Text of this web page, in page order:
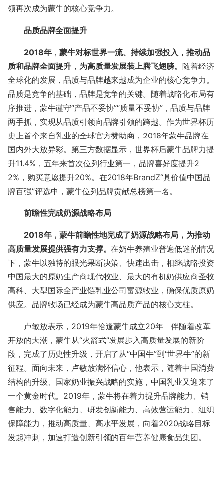
领再次成为蒙牛的核心竞争力。
品质品牌全面提升
2018年，蒙牛对标世界一流、持续加强投入，推动品
质和品牌全面提升，为高质量发展装上腾飞翅膀。 随着经济
全球化的发展，品质与品牌越来越成为企业的核心竞争力。
品质是竞争的基础，品牌是竞争的关键。随着战略化布局有
序推进，蒙牛谨守“产品不妥协”“质量不妥协”，品质与品牌
两手抓，实现从品质引领向品牌引领的跨越。作为世界杯历
史上首个来自乳业的全球官方赞助商，2018年蒙牛品牌在
国内外大放异彩。第三方数据显示，世界杯后蒙牛品牌力提
升11.4%，五年来首次位列行业第一，品牌喜好度提升2
2%，购买意愿提升20%。在2018年BrandZ“具价值中国品
牌百强”评选中，蒙牛位列品牌贡献总榜第一名。
前瞻性完成奶源战略布局
2018年，蒙牛前瞻性地完成了奶源战略布局，为推动
高质量发展提供强有力支撑。 在奶牛养殖业普遍低迷的情况
下，蒙牛以独特的眼光果断决策、快速出击，相继战略投资
中国最大的原奶生产商现代牧业、最大的有机奶供应商圣牧
高科、大型国际全产业链乳业公司富源牧业，确保优质原奶
供应。品牌牧场已经成为蒙牛高品质产品的核心支柱。
卢敏放表示，2019年恰逢蒙牛成立20年，伴随着改革
开放的大潮，蒙牛从“火箭式”发展步入高质量发展的新阶
段，完成了历史性升级，开启了从“中国牛”到“世界牛”的新
征程。面向未来，卢敏放满怀信心，他表示，随着中国消费
结构的升级、国家奶业振兴战略的实施，中国乳业又迎来了
一个黄金时代。2019年，蒙牛将在着力提升品牌能力、销
售能力、数字化能力、研发创新能力、高效营运能力、组织
保障能力，推动高质量、高水平发展，向着2020战略目标
发起冲刺，加速打造创新引领的百年营养健康食品集团。